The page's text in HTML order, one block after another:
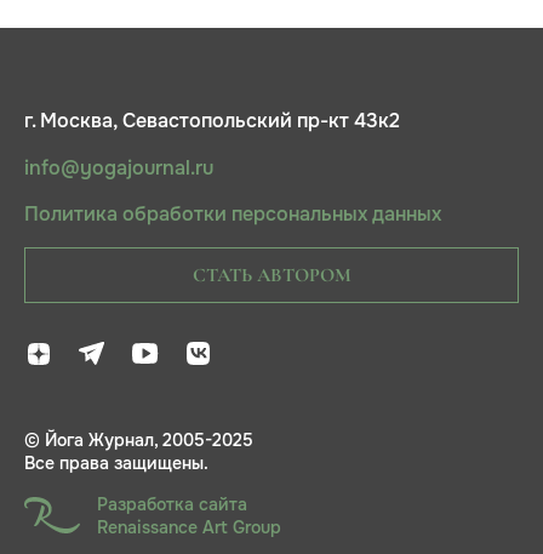
г. Москва, Севастопольский пр-кт 43к2
info@yogajournal.ru
Политика обработки персональных данных
СТАТЬ АВТОРОМ
© Йога Журнал, 2005-2025
Все права защищены.
Разработка сайта
Renaissance Art Group